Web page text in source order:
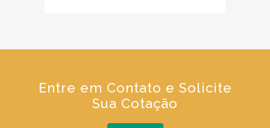
Entre em Contato e Solicite
Sua Cotação